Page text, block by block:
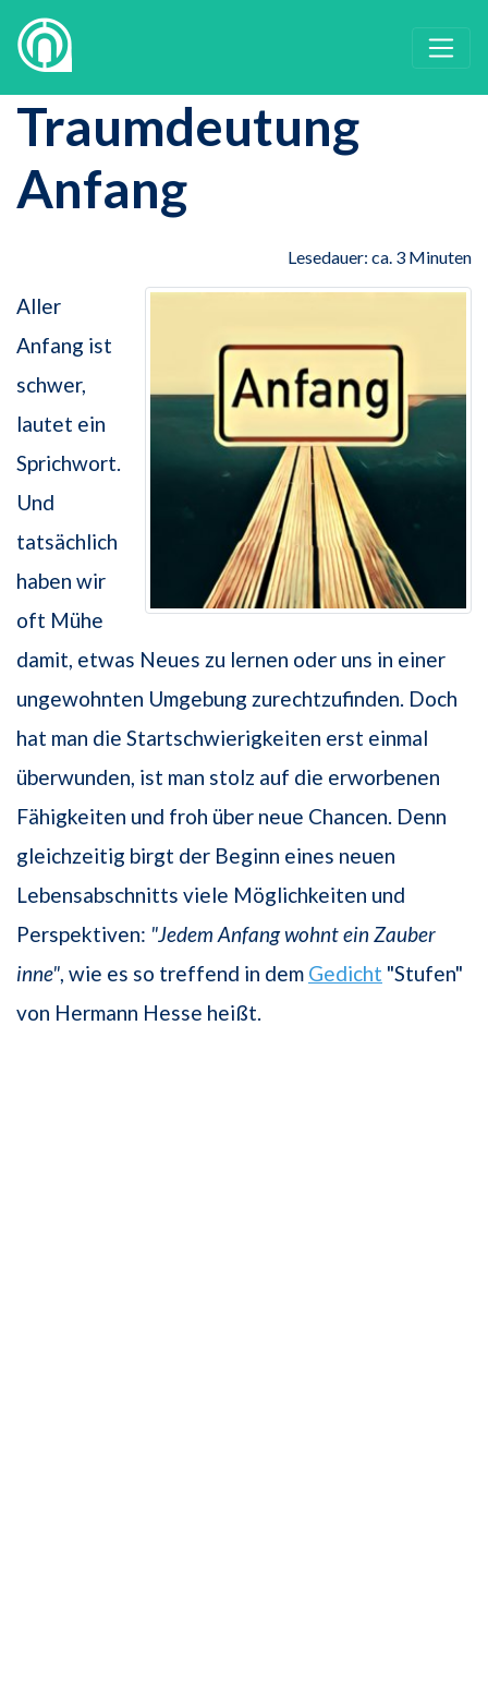
Traumdeutung
Anfang
Lesedauer: ca. 3 Minuten
Aller
Anfang ist
schwer,
lautet ein
Sprichwort.
Und
tatsächlich
haben wir
oft Mühe
damit, etwas Neues zu lernen oder uns in einer
ungewohnten Umgebung zurechtzufinden. Doch
hat man die Startschwierigkeiten erst einmal
überwunden, ist man stolz auf die erworbenen
Fähigkeiten und froh über neue Chancen. Denn
gleichzeitig birgt der Beginn eines neuen
Lebensabschnitts viele Möglichkeiten und
Perspektiven: "Jedem Anfang wohnt ein Zauber
inne", wie es so treffend in dem Gedicht "Stufen"
von Hermann Hesse heißt.